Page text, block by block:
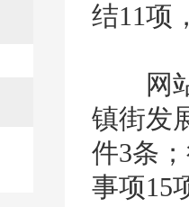
结11项
网站
镇街发
件3条
事项15